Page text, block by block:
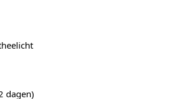
dagen)